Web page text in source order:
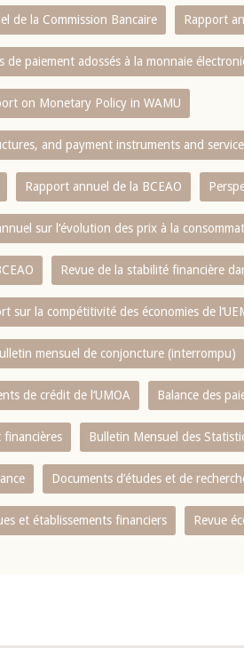
de la Commission Bancaire Rapport
de paiement adossés à la monnaie
on Monetary Policy in WAMU
and payment instruments and
Rapport annuel de la BCEAO
sur l‘évolution des prix à la
Revue de la stabilité financière
sur la compétitivité des économies de
mensuel de conjoncture (interrompu)
de crédit de l‘UMOA Balance des
financières Bulletin Mensuel des
Documents d’études et de
et établissements financiers Revue